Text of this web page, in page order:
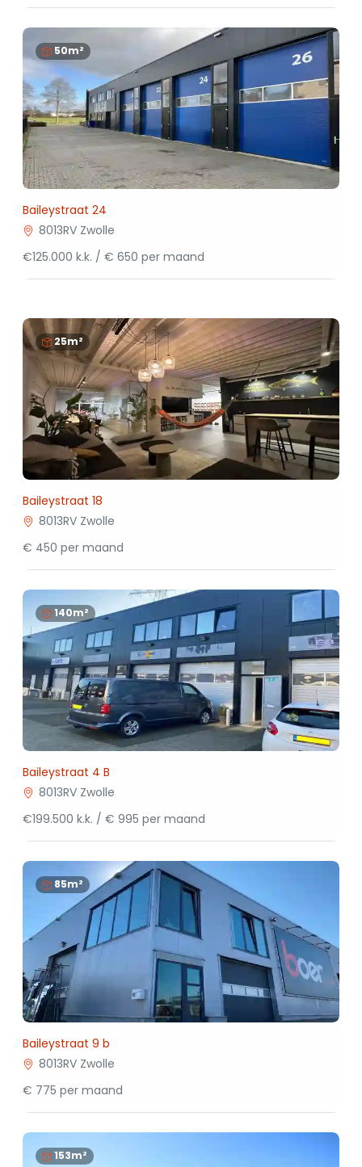
50m²
Baileystraat 24
8013RV Zwolle
€125.000 k.k. / € 650 per maand
25m²
Baileystraat 18
8013RV Zwolle
€ 450 per maand
140m²
Baileystraat 4 B
8013RV Zwolle
€199.500 k.k. / € 995 per maand
85m²
Baileystraat 9 b
8013RV Zwolle
€ 775 per maand
153m²